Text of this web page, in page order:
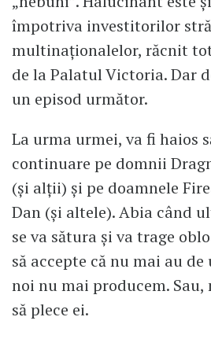
împotriva investitorilor
multinaționalelor, răcnit
de la Palatul Victoria. Dar
un episod următor.
La urma urmei, va fi haios
continuare pe domnii
(și alții) și pe doamnele
Dan (și altele). Abia când
se va sătura și va trage
să accepte că nu mai au
noi nu mai producem. Sau,
să plece ei.